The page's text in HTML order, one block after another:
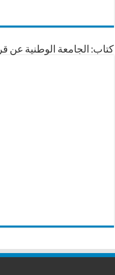
كتاب: الجامعة الوطنية عن